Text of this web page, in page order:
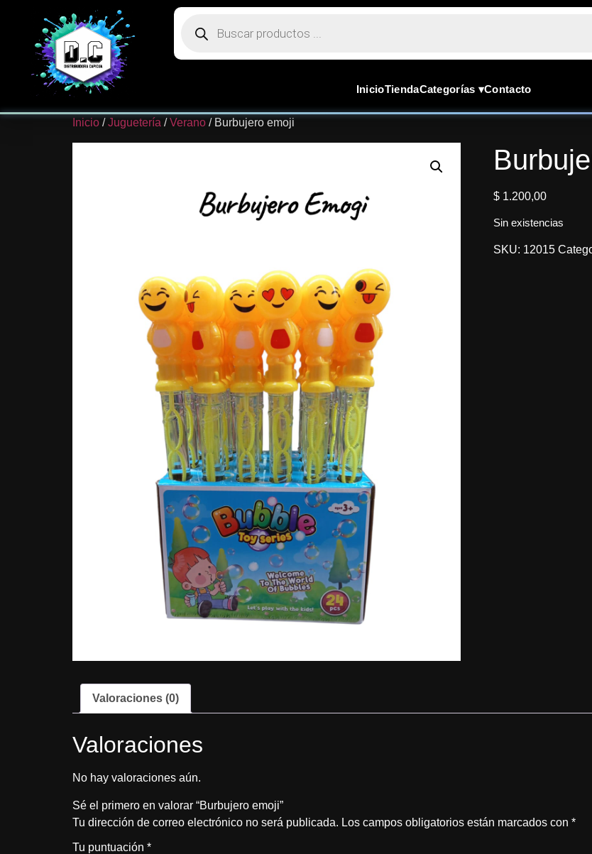
InicioTiendaCategorías ▾Contacto
Inicio /Juguetería /Verano / Burbujero emoji
$1.200,00
Sin existencias
SKU: 12015
Valoraciones (0)
Valoraciones
No hay valoraciones aún.
Sé el primero en valorar “Burbujero emoji”
Tu dirección de correo electrónico no será publicada. Los campos obligatorios están marcados con *
Tu puntuación *